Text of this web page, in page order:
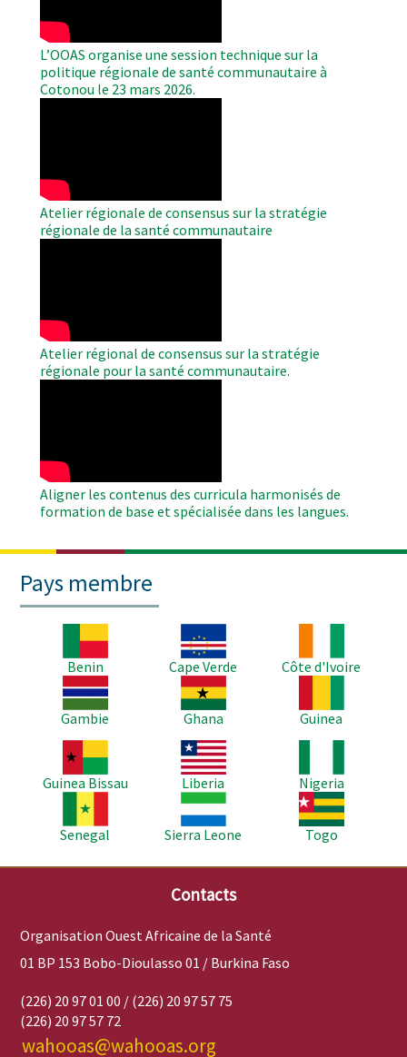
L’OOAS organise une session technique sur la
politique régionale de santé communautaire à
Cotonou le 23 mars 2026.
Atelier régionale de consensus sur la stratégie
régionale de la santé communautaire
Atelier régional de consensus sur la stratégie
régionale pour la santé communautaire.
Aligner les contenus des curricula harmonisés de
formation de base et spécialisée dans les langues.
Pays membre
Benin
Image
Cape Verde
Côte d'Ivoire
Image
Gambie
Image
Ghana
Guinea
Image
Guinea Bissau
Image
Liberia
Nigeria
Senegal
Image
Sierra Leone
Image
Togo
Contacts
Organisation Ouest Africaine de la Santé
01 BP 153 Bobo-Dioulasso 01 / Burkina Faso
(226) 20 97 01 00 / (226) 20 97 57 75
(226) 20 97 57 72
wahooas@wahooas.org